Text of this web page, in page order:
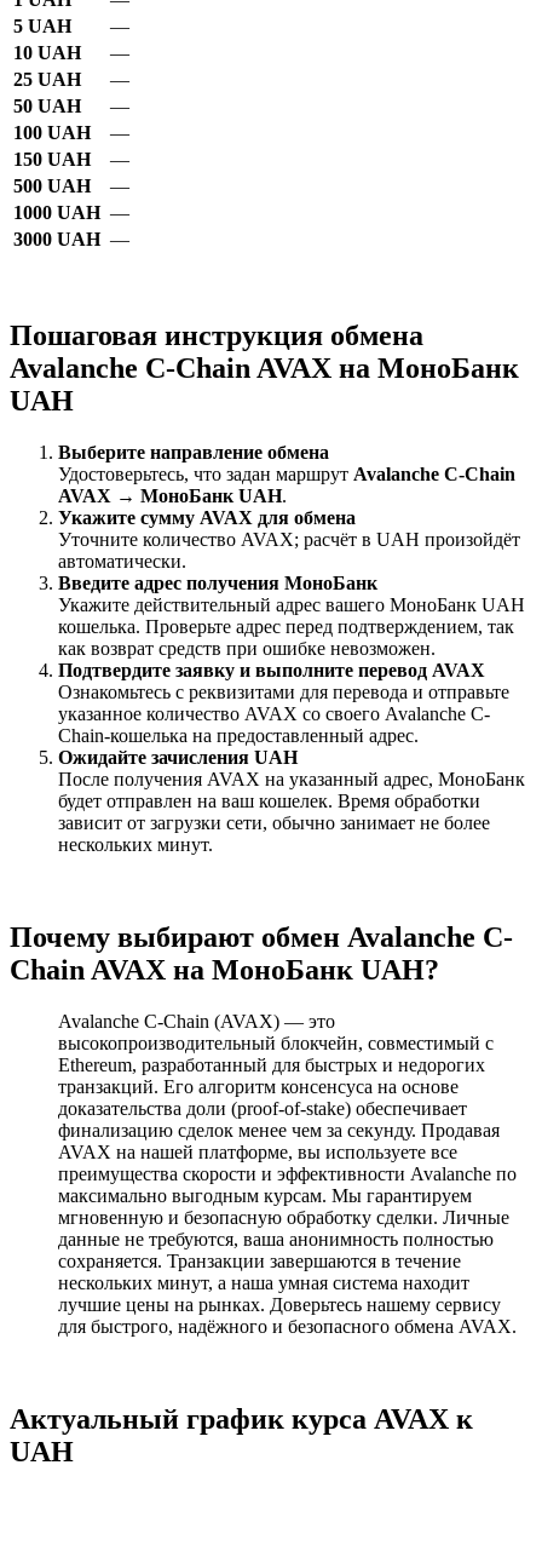
5 UAH
—
10 UAH
—
25 UAH
—
50 UAH
—
100 UAH
—
150 UAH
—
500 UAH
—
1000 UAH —
3000 UAH —
Пошаговая инструкция обмена
Avalanche C-Chain AVAX на МоноБанк
UAH
Выберите направление обмена
Удостоверьтесь, что задан маршрут Avalanche C-Chain
AVAX → МоноБанк UAH.
Укажите сумму AVAX для обмена
Уточните количество AVAX; расчёт в UAH произойдёт
автоматически.
Введите адрес получения МоноБанк
Укажите действительный адрес вашего МоноБанк UAH
кошелька. Проверьте адрес перед подтверждением, так
как возврат средств при ошибке невозможен.
Подтвердите заявку и выполните перевод AVAX
Ознакомьтесь с реквизитами для перевода и отправьте
указанное количество AVAX со своего Avalanche C-
Chain-кошелька на предоставленный адрес.
Ожидайте зачисления UAH
После получения AVAX на указанный адрес, МоноБанк
будет отправлен на ваш кошелек. Время обработки
зависит от загрузки сети, обычно занимает не более
нескольких минут.
Почему выбирают обмен Avalanche C-
Chain AVAX на МоноБанк UAH?
Avalanche C-Chain (AVAX) — это
высокопроизводительный блокчейн, совместимый с
Ethereum, разработанный для быстрых и недорогих
транзакций. Его алгоритм консенсуса на основе
доказательства доли (proof-of-stake) обеспечивает
финализацию сделок менее чем за секунду. Продавая
AVAX на нашей платформе, вы используете все
преимущества скорости и эффективности Avalanche по
максимально выгодным курсам. Мы гарантируем
мгновенную и безопасную обработку сделки. Личные
данные не требуются, ваша анонимность полностью
сохраняется. Транзакции завершаются в течение
нескольких минут, а наша умная система находит
лучшие цены на рынках. Доверьтесь нашему сервису
для быстрого, надёжного и безопасного обмена AVAX.
Актуальный график курса AVAX к
UAH